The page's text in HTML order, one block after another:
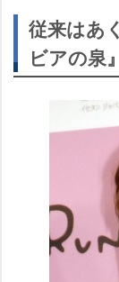
従来はあ
ビアの泉